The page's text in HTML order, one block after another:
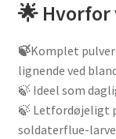
🌟 Hvorfor
🍃Komplet
lignende ved
🍃 Ideel som
🍃 Letfordøjeligt
soldaterflue-